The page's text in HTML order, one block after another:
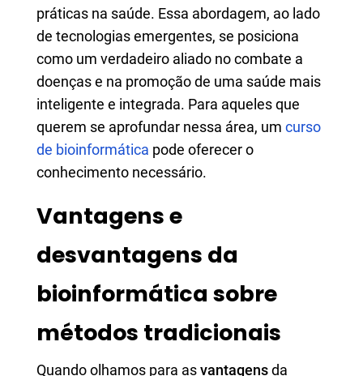
práticas na saúde. Essa abordagem, ao lado
de tecnologias emergentes, se posiciona
como um verdadeiro aliado no combate a
doenças e na promoção de uma saúde mais
inteligente e integrada. Para aqueles que
querem se aprofundar nessa área, um curso
de bioinformática pode oferecer o
conhecimento necessário.
Vantagens e
desvantagens da
bioinformática sobre
métodos tradicionais
Quando olhamos para asvantagensda